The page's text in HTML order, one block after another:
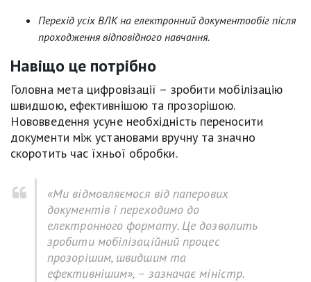
Перехід усіх ВЛК на електронний документообіг після
проходження відповідного навчання.
Навіщо це потрібно
Головна мета цифровізації – зробити мобілізацію
швидшою, ефективнішою та прозорішою.
Нововведення усуне необхідність переносити
документи між установами вручну та значно
скоротить час їхньої обробки.
«Ми відмовляємося від паперових
документів і переходимо до
електронного формату. Це дозволить
зробити мобілізаційний процес
прозорішим, швидшим та
ефективнішим», – зазначає міністр.